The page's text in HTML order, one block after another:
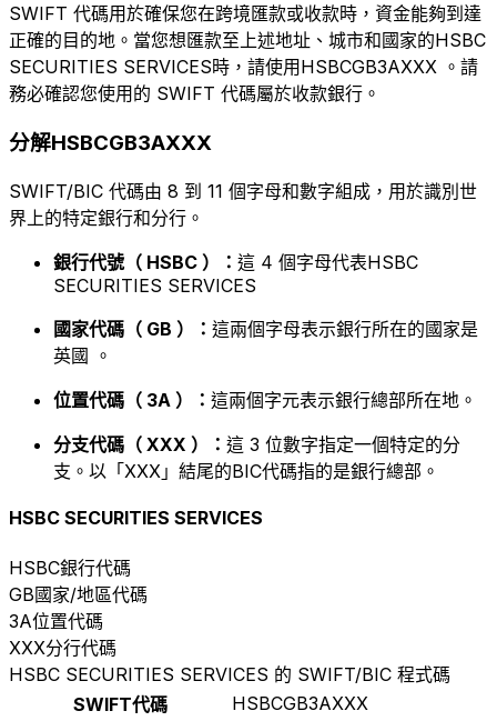
SWIFT 代碼用於確保您在跨境匯款或收款時，資金能夠到達
正確的目的地。當您想匯款至上述地址、城市和國家的HSBC
SECURITIES SERVICES時，請使用HSBCGB3AXXX 。請
務必確認您使用的 SWIFT 代碼屬於收款銀行。
分解HSBCGB3AXXX
SWIFT/BIC 代碼由 8 到 11 個字母和數字組成，用於識別世
界上的特定銀行和分行。
銀行代號（ HSBC ）： 這 4 個字母代表HSBC
SECURITIES SERVICES
國家代碼（ GB ）： 這兩個字母表示銀行所在的國家是
英國 。
位置代碼（ 3A ）： 這兩個字元表示銀行總部所在地。
分支代碼（ XXX ）： 這 3 位數字指定一個特定的分
支。以「XXX」結尾的BIC代碼指的是銀行總部。
HSBC SECURITIES SERVICES
HSBC銀行代碼
GB國家/地區代碼
3A位置代碼
XXX分行代碼
HSBC SECURITIES SERVICES 的 SWIFT/BIC 程式碼
SWIFT代碼
HSBCGB3AXXX